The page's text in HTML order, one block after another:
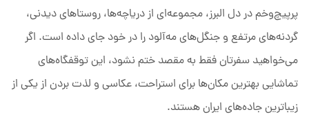
پرپیچ‌وخم در دل البرز، مجموعه‌ای از دریاچه‌ها، روستاهای دیدنی،
گردنه‌های مرتفع و جنگل‌های مه‌آلود را در خود جای داده است. اگر
می‌خواهید سفرتان فقط به مقصد ختم نشود، این توقفگاه‌های
تماشایی بهترین مکان‌ها برای استراحت، عکاسی و لذت بردن از یکی از
زیباترین جاده‌های ایران هستند.